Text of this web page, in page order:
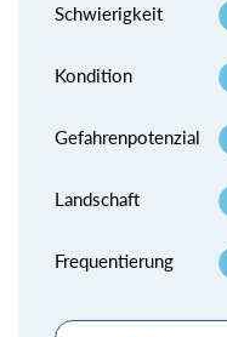
Schwierigkeit
Kondition
Gefahrenpotenzial
Landschaft
Frequentierung